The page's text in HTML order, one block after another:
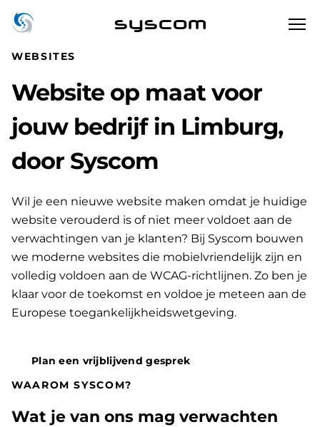
syscom
WEBSITES
Website op maat voor
jouw bedrijf in Limburg,
door Syscom
Wil je een nieuwe website maken omdat je huidige
website verouderd is of niet meer voldoet aan de
verwachtingen van je klanten? Bij Syscom bouwen
we moderne websites die mobielvriendelijk zijn en
volledig voldoen aan de WCAG-richtlijnen. Zo ben je
klaar voor de toekomst en voldoe je meteen aan de
Europese toegankelijkheidswetgeving.
Plan een vrijblijvend gesprek
WAAROM SYSCOM?
Wat je van ons mag verwachten